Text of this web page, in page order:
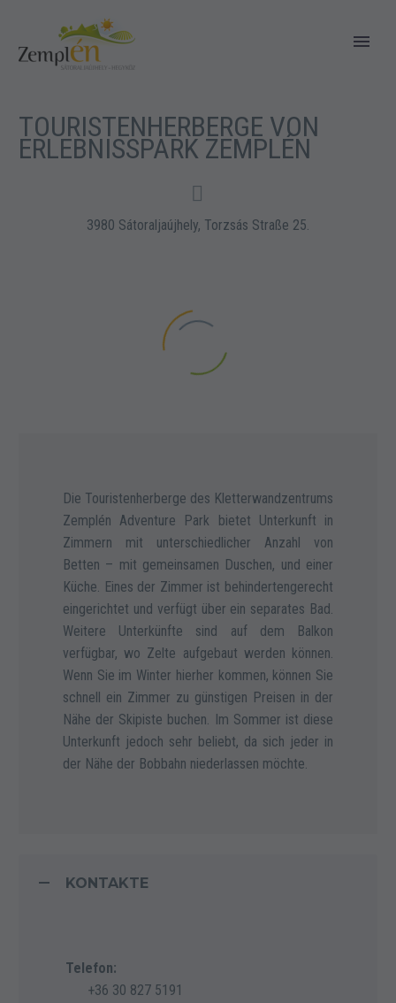
TOURISTENHERBERGE VON
ERLEBNISSPARK ZEMPLÉN


3980 Sátoraljaújhely, Torzsás Straße 25.
Die Touristenherberge des Kletterwandzentrums
Zemplén Adventure Park bietet Unterkunft in
Zimmern mit unterschiedlicher Anzahl von
Betten – mit gemeinsamen Duschen, und einer
Küche. Eines der Zimmer ist behindertengerecht
eingerichtet und verfügt über ein separates Bad.
Weitere Unterkünfte sind auf dem Balkon
verfügbar, wo Zelte aufgebaut werden können.
Wenn Sie im Winter hierher kommen, können Sie
schnell ein Zimmer zu günstigen Preisen in der
Nähe der Skipiste buchen. Im Sommer ist diese
Unterkunft jedoch sehr beliebt, da sich jeder in
der Nähe der Bobbahn niederlassen möchte.
KONTAKTE
Telefon:
+36 30 827 5191